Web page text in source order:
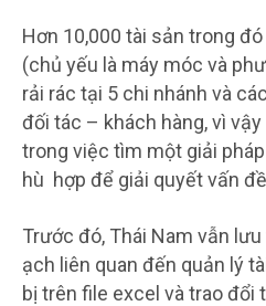
Hơn 10,000 tài sản trong
(chủ yếu là máy móc và
rải rác tại 5 chi nhánh và
đối tác – khách hàng, vì
trong việc tìm một giải
hù hợp để giải quyết vấn
Trước đó, Thái Nam vẫn
ạch liên quan đến quản lý
bị trên file excel và trao đổi